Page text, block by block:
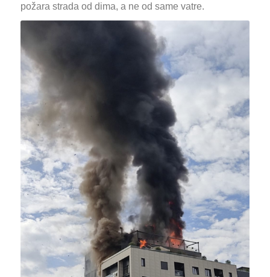
požara strada od dima, a ne od same vatre.